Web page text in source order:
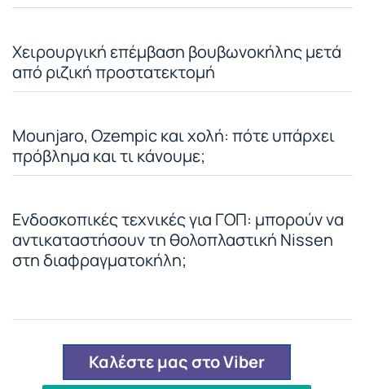
Χειρουργική επέμβαση βουβωνοκήλης μετά
από ριζική προστατεκτομή
Mounjaro, Ozempic και χολή: πότε υπάρχει
πρόβλημα και τι κάνουμε;
Ενδοσκοπικές τεχνικές για ΓΟΠ: μπορούν να
αντικαταστήσουν τη θολοπλαστική Nissen
στη διαφραγματοκήλη;
Καλέστε μας στο Viber